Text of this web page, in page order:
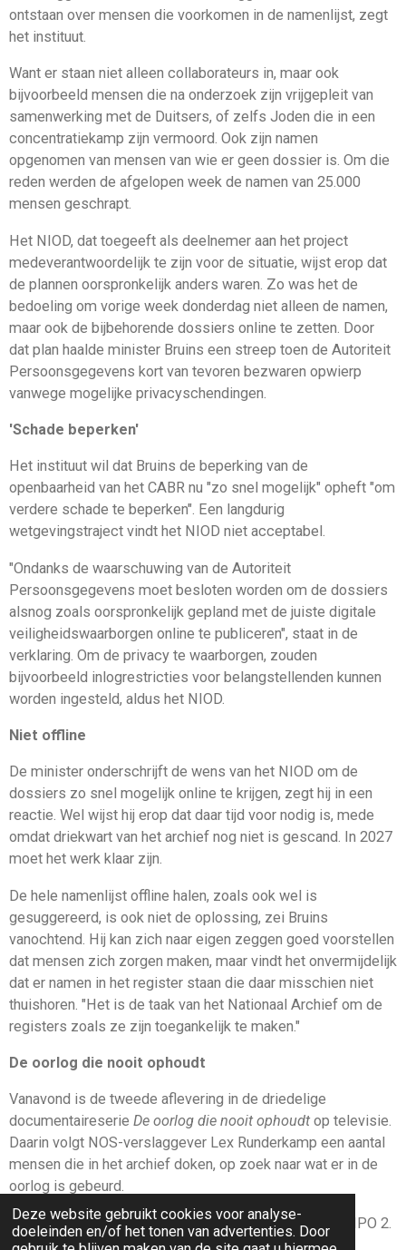
Deze website gebruikt cookies voor analyse-
doeleinden en/of het tonen van advertenties. Door
ontstaan over mensen die voorkomen in de namenlijst, zegt
het instituut.
Want er staan niet alleen collaborateurs in, maar ook
bijvoorbeeld mensen die na onderzoek zijn vrijgepleit van
samenwerking met de Duitsers, of zelfs Joden die in een
concentratiekamp zijn vermoord. Ook zijn namen
opgenomen van mensen van wie er geen dossier is. Om die
reden werden de afgelopen week de namen van 25.000
mensen geschrapt.
Het NIOD, dat toegeeft als deelnemer aan het project
medeverantwoordelijk te zijn voor de situatie, wijst erop dat
de plannen oorspronkelijk anders waren. Zo was het de
bedoeling om vorige week donderdag niet alleen de namen,
maar ook de bijbehorende dossiers online te zetten. Door
dat plan haalde minister Bruins een streep toen de Autoriteit
Persoonsgegevens kort van tevoren bezwaren opwierp
vanwege mogelijke privacyschendingen.
'Schade beperken'
Het instituut wil dat Bruins de beperking van de
openbaarheid van het CABR nu "zo snel mogelijk" opheft "om
verdere schade te beperken". Een langdurig
wetgevingstraject vindt het NIOD niet acceptabel.
"Ondanks de waarschuwing van de Autoriteit
Persoonsgegevens moet besloten worden om de dossiers
alsnog zoals oorspronkelijk gepland met de juiste digitale
veiligheidswaarborgen online te publiceren", staat in de
verklaring. Om de privacy te waarborgen, zouden
bijvoorbeeld inlogrestricties voor belangstellenden kunnen
worden ingesteld, aldus het NIOD.
Niet offline
De minister onderschrijft de wens van het NIOD om de
dossiers zo snel mogelijk online te krijgen, zegt hij in een
reactie. Wel wijst hij erop dat daar tijd voor nodig is, mede
omdat driekwart van het archief nog niet is gescand. In 2027
moet het werk klaar zijn.
De hele namenlijst offline halen, zoals ook wel is
gesuggereerd, is ook niet de oplossing, zei Bruins
vanochtend. Hij kan zich naar eigen zeggen goed voorstellen
dat mensen zich zorgen maken, maar vindt het onvermijdelijk
dat er namen in het register staan die daar misschien niet
thuishoren. "Het is de taak van het Nationaal Archief om de
registers zoals ze zijn toegankelijk te maken."
De oorlog die nooit ophoudt
Vanavond is de tweede aflevering in de driedelige
documentaireserie De oorlog die nooit ophoudtop televisie.
Daarin volgt NOS-verslaggever Lex Runderkamp een aantal
mensen die in het archief doken, op zoek naar wat er in de
oorlog is gebeurd.
De uitzending is vanavond van 20.30 tot 21.30 uur op NPO 2.